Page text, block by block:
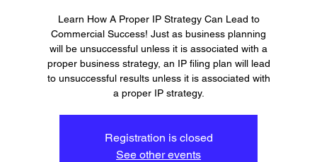
Learn How A Proper IP Strategy Can Lead to
Commercial Success! Just as business planning
will be unsuccessful unless it is associated with a
proper business strategy, an IP filing plan will lead
to unsuccessful results unless it is associated with
a proper IP strategy.
Registration is closed
See other events